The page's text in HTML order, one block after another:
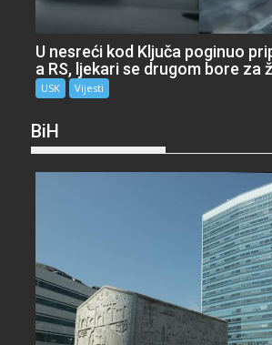
U nesreći kod Ključa poginuo
a RS, ljekari se drugom bore za
USK Vijesti
BiH